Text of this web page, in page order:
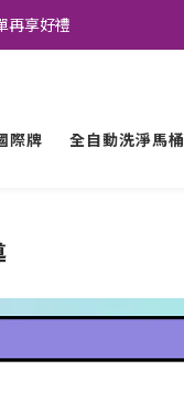
過
再享好禮
過
際牌 全自動洗淨馬桶